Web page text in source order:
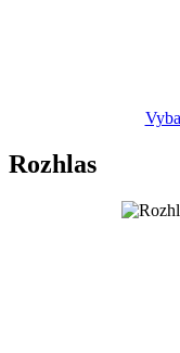
Rozhlas